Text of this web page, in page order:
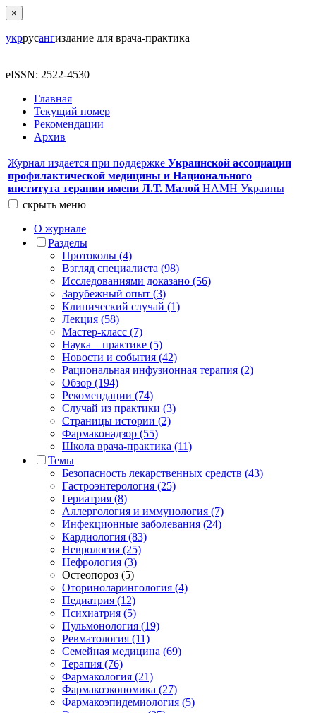
×
укррусангиздание для врача-практика
eISSN: 2522-4530
Главная
Текущий номер
Рекомендации
Архив
Журнал издается при поддержке Украинской ассоциации
профилактической медицины и Национального
института терапии имени Л.Т. Малой НАМН Украины
скрыть меню
О журнале
Разделы
Протоколы (4)
Взгляд специалиста (98)
Исследованиями доказано (56)
Зарубежный опыт (3)
Клинический случай (1)
Лекция (58)
Мастер-класс (7)
Наука – практике (5)
Новости и события (42)
Рациональная инфузионная терапия (2)
Обзор (194)
Рекомендации (74)
Случай из практики (3)
Страницы истории (2)
Фармаконадзор (55)
Школа врача-практика (11)
Темы
Безопасность лекарственных средств (43)
Гастроэнтерология (25)
Гериатрия (8)
Аллергология и иммунология (7)
Инфекционные заболевания (24)
Кардиология (83)
Неврология (25)
Нефрология (3)
Остеопороз (5)
Оториноларингология (4)
Педиатрия (12)
Психиатрия (5)
Пульмонология (19)
Ревматология (11)
Семейная медицина (69)
Терапия (76)
Фармакология (21)
Фармакоэкономика (27)
Фармакоэпидемиология (5)